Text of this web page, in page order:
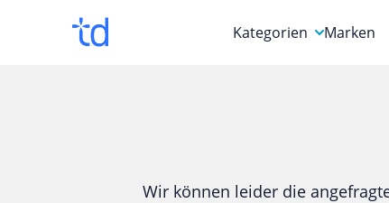
Kategorien
Computer &
Marken
Wir können leider die